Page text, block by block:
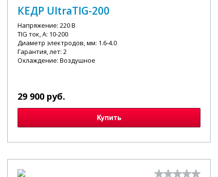
КЕДР UltraTIG-200
Напряжение: 220 В
TIG ток, А: 10-200
Диаметр электродов, мм: 1.6-4.0
Гарантия, лет: 2
Охлаждение: Воздушное
29 900 руб.
Купить